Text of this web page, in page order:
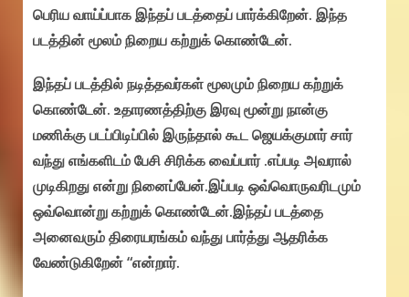
பெரிய வாய்ப்பாக இந்தப் படத்தைப் பார்க்கிறேன். இந்த
படத்தின் மூலம் நிறைய கற்றுக் கொண்டேன்.
இந்தப் படத்தில் நடித்தவர்கள் மூலமும் நிறைய கற்றுக்
கொண்டேன். உதாரணத்திற்கு இரவு மூன்று நான்கு
மணிக்கு படப்பிடிப்பில் இருந்தால் கூட ஜெயக்குமார் சார்
வந்து எங்களிடம் பேசி சிரிக்க வைப்பார் .எப்படி அவரால்
முடிகிறது என்று நினைப்பேன்.இப்படி ஒவ்வொருவரிடமும்
ஒவ்வொன்று கற்றுக் கொண்டேன்.இந்தப் படத்தை
அனைவரும் திரையரங்கம் வந்து பார்த்து ஆதரிக்க
வேண்டுகிறேன் “என்றார்.